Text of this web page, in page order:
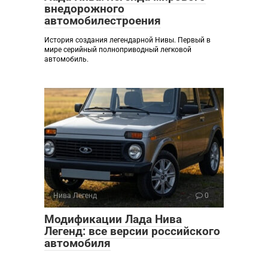
внедорожного
автомобилестроения
История создания легендарной Нивы. Первый в
мире серийный полноприводный легковой
автомобиль.
Нива Легенд 0
Модификации Лада Нива
Легенд: все версии российского
автомобиля